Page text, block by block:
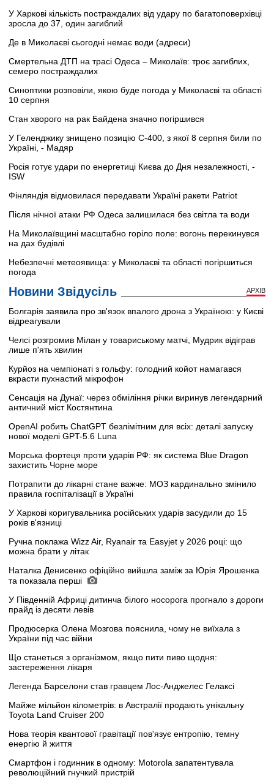
У Харкові кількість постраждалих від удару по багатоповерхівці
зросла до 37, один загиблий
Де в Миколаєві сьогодні немає води (адреси)
Смертельна ДТП на трасі Одеса – Миколаїв: троє загиблих,
семеро постраждалих
Синоптики розповіли, якою буде погода у Миколаєві та області
10 серпня
Стан хворого на рак Байдена значно погіршився
У Геленджику знищено позицію С-400, з якої 8 серпня били по
Україні, - Мадяр
Росія готує удари по енергетиці Києва до Дня незалежності, -
ISW
Фінляндія відмовилася передавати Україні ракети Patriot
Після нічної атаки РФ Одеса залишилася без світла та води
На Миколаївщині масштабно горіло поле: вогонь перекинувся
на дах будівлі
Небезпечні метеоявища: у Миколаєві та області погіршиться
погода
Новини Звідусіль АРХІВ
Болгарія заявила про зв'язок впалого дрона з Україною: у Києві
відреагували
Челсі розгромив Мілан у товариському матчі, Мудрик відіграв
лише п'ять хвилин
Курйоз на чемпіонаті з гольфу: голодний койот намагався
вкрасти пухнастий мікрофон
Сенсація на Дунаї: через обміління річки виринув легендарний
античний міст Костянтина
OpenAI робить ChatGPT безлімітним для всіх: деталі запуску
нової моделі GPT-5.6 Luna
Морська фортеця проти ударів РФ: як система Blue Dragon
захистить Чорне море
Потрапити до лікарні стане важче: МОЗ кардинально змінило
правила госпіталізації в Україні
У Харкові коригувальника російських ударів засудили до 15
років в'язниці
Ручна поклажа Wizz Air, Ryanair та Easyjet у 2026 році: що
можна брати у літак
Наталка Денисенко офіційно вийшла заміж за Юрія Ярошенка
та показала перші
У Південній Африці дитинча білого носорога прогнало з дороги
прайд із десяти левів
Продюсерка Олена Мозгова пояснила, чому не виїхала з
України під час війни
Що станеться з організмом, якщо пити пиво щодня:
застереження лікаря
Легенда Барселони став гравцем Лос-Анджелес Гелаксі
Майже мільйон кілометрів: в Австралії продають унікальну
Toyota Land Cruiser 200
Нова теорія квантової гравітації пов'язує ентропію, темну
енергію й життя
Смартфон і годинник в одному: Motorola запатентувала
революційний гнучкий пристрій